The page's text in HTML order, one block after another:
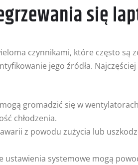
się
czynnikami, które często są
jego źródła.
gromadzić się w
chłodzenia.
z powodu zużycia lub
ustawienia systemowe mogą